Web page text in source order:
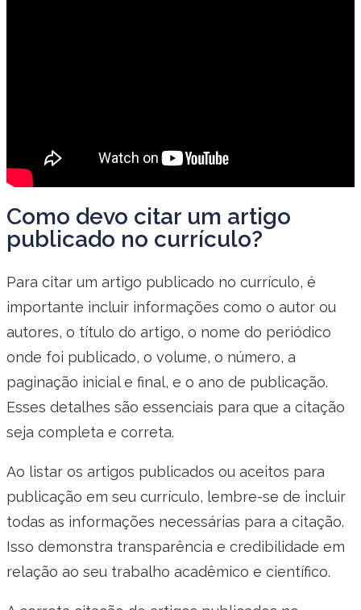
Como devo citar um artigo
publicado no currículo?
Para citar um artigo publicado no currículo, é
importante incluir informações como o autor ou
autores, o título do artigo, o nome do periódico
onde foi publicado, o volume, o número, a
paginação inicial e final, e o ano de publicação.
Esses detalhes são essenciais para que a citação
seja completa e correta.
Ao listar os artigos publicados ou aceitos para
publicação em seu currículo, lembre-se de incluir
todas as informações necessárias para a citação.
Isso demonstra transparência e credibilidade em
relação ao seu trabalho acadêmico e científico.